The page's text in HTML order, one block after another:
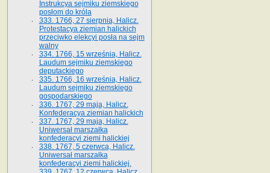
Instrukcya sejmiku ziemskiego
posłom do króla
333. 1766, 27 sierpnia, Halicz.
Protestacya ziemian halickich
przeciwko elekcyi posła na sejm
walny
334. 1766, 15 września, Halicz.
Laudum sejmiku ziemskiego
deputackiego
335. 1766, 16 września, Halicz.
Laudum sejmiku ziemskiego
gospodarskiego
336. 1767, 29 maja, Halicz.
Konfederacya ziemian halickich
337. 1767, 29 maja, Halicz.
Uniwersał marszałka
konfederacyi ziemi halickiej
338. 1767, 5 czerwca, Halicz.
Uniwersał marszałka
konfederacyi ziemi halickiej.